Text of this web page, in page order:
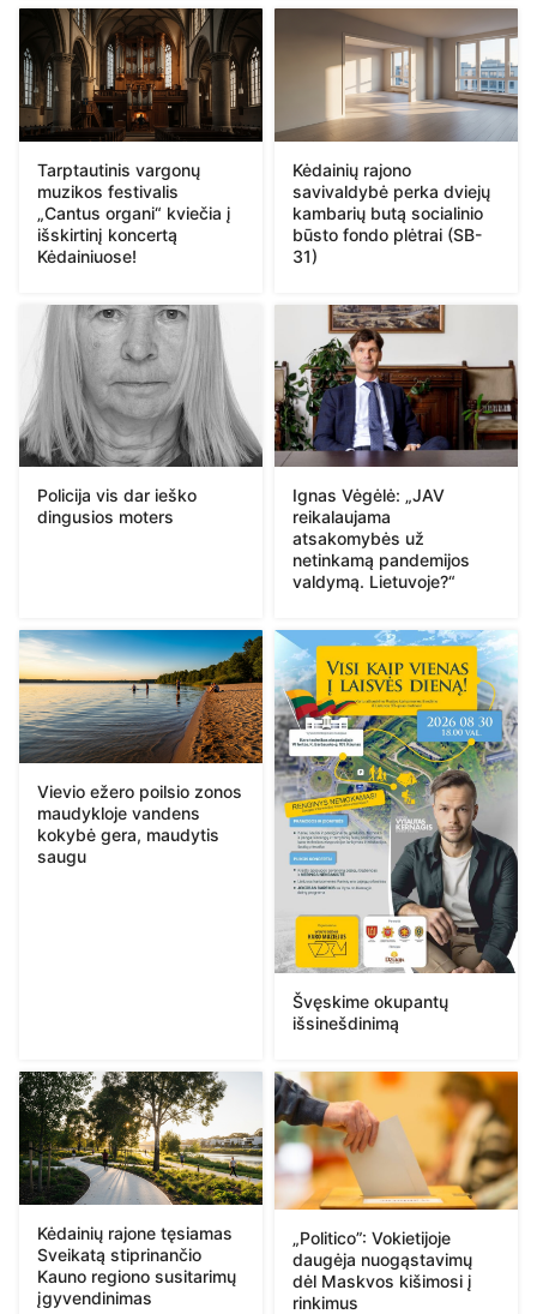
Tarptautinis vargonų
muzikos festivalis
„Cantus organi“ kviečia į
išskirtinį koncertą
Kėdainiuose!
Kėdainių rajono
savivaldybė perka dviejų
kambarių butą socialinio
būsto fondo plėtrai (SB-
31)
Policija vis dar ieško
dingusios moters
Ignas Vėgėlė: „JAV
reikalaujama
atsakomybės už
netinkamą pandemijos
valdymą. Lietuvoje?“
Vievio ežero poilsio zonos
maudykloje vandens
kokybė gera, maudytis
saugu
Švęskime okupantų
išsinešdinimą
Kėdainių rajone tęsiamas
Sveikatą stiprinančio
Kauno regiono susitarimų
įgyvendinimas
„Politico”: Vokietijoje
daugėja nuogąstavimų
dėl Maskvos kišimosi į
rinkimus